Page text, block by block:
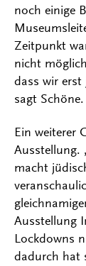
noch einige
Zeitpunkt
nicht
dass wir erst
sagt Schöne.
Ein weiterer
Ausstellung.
macht
Ausstellung
Lockdowns
dadurch hat